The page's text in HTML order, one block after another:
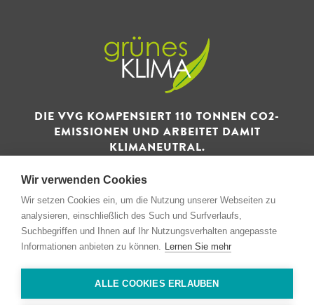
DIE VVG KOMPENSIERT 110 TONNEN CO2-
EMISSIONEN UND ARBEITET DAMIT
KLIMANEUTRAL.
© 1993 - 2026 Verwertungs- und Vertriebsgesellschaft GmbH
Wir verwenden Cookies
Wir setzen Cookies ein, um die Nutzung unserer Webseiten zu
analysieren, einschließlich des Such und Surfverlaufs,
Suchbegriffen und Ihnen auf Ihr Nutzungsverhalten angepasste
Informationen anbieten zu können. Lernen Sie mehr
ALLE COOKIES ERLAUBEN